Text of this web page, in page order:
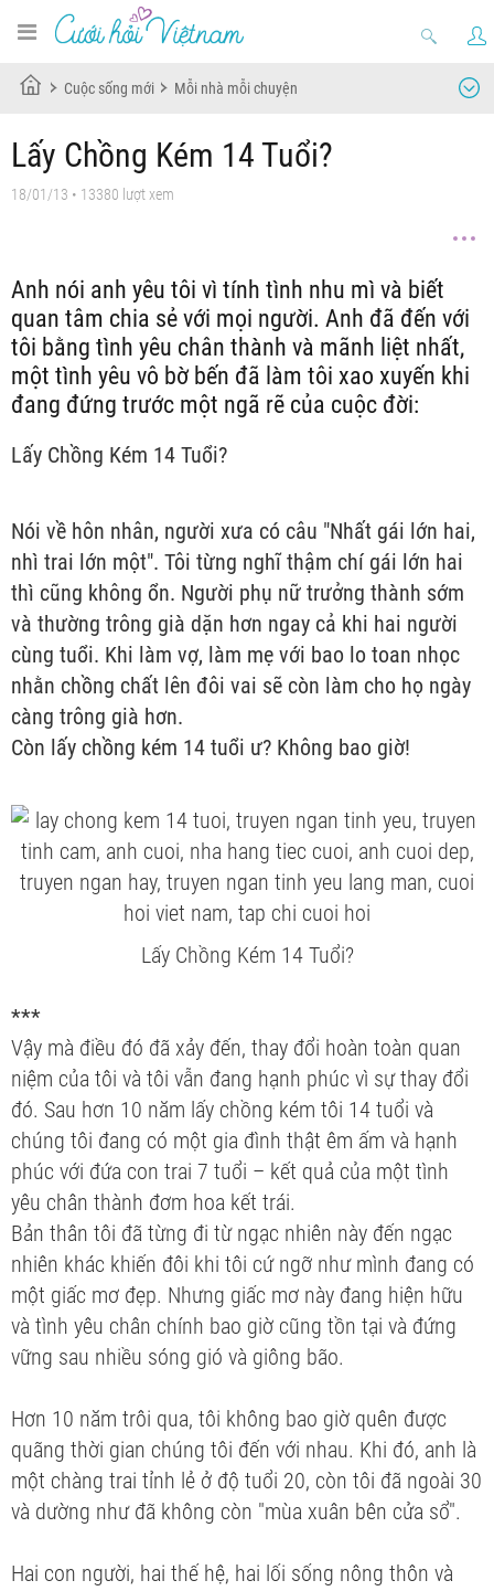
Cuộc sống mới Mỗi nhà mỗi chuyện
Lấy Chồng Kém 14 Tuổi?
18/01/13 • 13380 lượt xem
Anh nói anh yêu tôi vì tính tình nhu mì và biết
quan tâm chia sẻ với mọi người. Anh đã đến với
tôi bằng tình yêu chân thành và mãnh liệt nhất,
một tình yêu vô bờ bến đã làm tôi xao xuyến khi
đang đứng trước một ngã rẽ của cuộc đời:
Lấy Chồng Kém 14 Tuổi?
Nói về hôn nhân, người xưa có câu "Nhất gái lớn hai,
nhì trai lớn một". Tôi từng nghĩ thậm chí gái lớn hai
thì cũng không ổn. Người phụ nữ trưởng thành sớm
và thường trông già dặn hơn ngay cả khi hai người
cùng tuổi. Khi làm vợ, làm mẹ với bao lo toan nhọc
nhằn chồng chất lên đôi vai sẽ còn làm cho họ ngày
càng trông già hơn.
Còn lấy chồng kém 14 tuổi ư? Không bao giờ!
Lấy Chồng Kém 14 Tuổi?
***
Vậy mà điều đó đã xảy đến, thay đổi hoàn toàn quan
niệm của tôi và tôi vẫn đang hạnh phúc vì sự thay đổi
đó. Sau hơn 10 năm lấy chồng kém tôi 14 tuổi và
chúng tôi đang có một gia đình thật êm ấm và hạnh
phúc với đứa con trai 7 tuổi – kết quả của một tình
yêu chân thành đơm hoa kết trái.
Bản thân tôi đã từng đi từ ngạc nhiên này đến ngạc
nhiên khác khiến đôi khi tôi cứ ngỡ như mình đang có
một giấc mơ đẹp. Nhưng giấc mơ này đang hiện hữu
và tình yêu chân chính bao giờ cũng tồn tại và đứng
vững sau nhiều sóng gió và giông bão.
Hơn 10 năm trôi qua, tôi không bao giờ quên được
quãng thời gian chúng tôi đến với nhau. Khi đó, anh là
một chàng trai tỉnh lẻ ở độ tuổi 20, còn tôi đã ngoài 30
và dường như đã không còn "mùa xuân bên cửa sổ".
Hai con người, hai thế hệ, hai lối sống nông thôn và